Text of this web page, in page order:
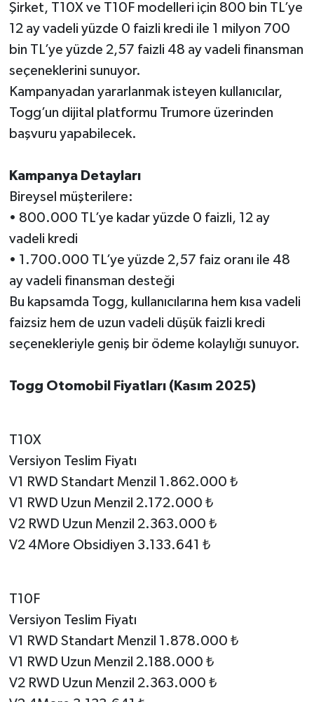
Şirket, T10X ve T10F modelleri için 800 bin TL’ye
12 ay vadeli yüzde 0 faizli kredi ile 1 milyon 700
bin TL’ye yüzde 2,57 faizli 48 ay vadeli finansman
seçeneklerini sunuyor.
Kampanyadan yararlanmak isteyen kullanıcılar,
Togg’un dijital platformu Trumore üzerinden
başvuru yapabilecek.
Kampanya Detayları
Bireysel müşterilere:
• 800.000 TL’ye kadar yüzde 0 faizli, 12 ay
vadeli kredi
• 1.700.000 TL’ye yüzde 2,57 faiz oranı ile 48
ay vadeli finansman desteği
Bu kapsamda Togg, kullanıcılarına hem kısa vadeli
faizsiz hem de uzun vadeli düşük faizli kredi
seçenekleriyle geniş bir ödeme kolaylığı sunuyor.
Togg Otomobil Fiyatları (Kasım 2025)
T10X
Versiyon Teslim Fiyatı
V1 RWD Standart Menzil 1.862.000 ₺
V1 RWD Uzun Menzil 2.172.000 ₺
V2 RWD Uzun Menzil 2.363.000 ₺
V2 4More Obsidiyen 3.133.641 ₺
T10F
Versiyon Teslim Fiyatı
V1 RWD Standart Menzil 1.878.000 ₺
V1 RWD Uzun Menzil 2.188.000 ₺
V2 RWD Uzun Menzil 2.363.000 ₺